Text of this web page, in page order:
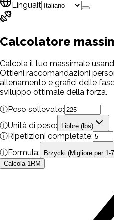
Linguait
Calcolatore
Calcola il tuo massimale
Ottieni raccomandazioni
allenamento e grafici delle
sviluppo ottimale della forza.
ⓘPeso sollevato:
ⓘUnità di peso: Libbre (lbs)
ⓘRipetizioni completate:
ⓘFormula:
Brzycki (Migliore per 1-
Calcola 1RM